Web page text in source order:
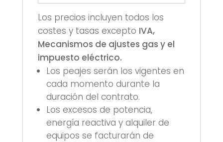
Los precios incluyen todos los
costes y tasas excepto IVA,
Mecanismos de ajustes gas y el
impuesto eléctrico.
Los peajes serán los vigentes en
cada momento durante la
duración del contrato.
Los excesos de potencia,
energía reactiva y alquiler de
equipos se facturarán de